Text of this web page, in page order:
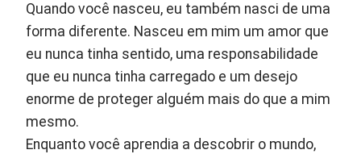
Quando você nasceu, eu também nasci de uma
forma diferente. Nasceu em mim um amor que
eu nunca tinha sentido, uma responsabilidade
que eu nunca tinha carregado e um desejo
enorme de proteger alguém mais do que a mim
mesmo.
Enquanto você aprendia a descobrir o mundo,